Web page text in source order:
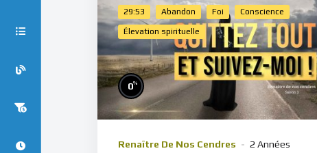
29:53 Abandon Foi Conscience
Élevation spirituelle
0%
Renaître De Nos Cendres
2 Années